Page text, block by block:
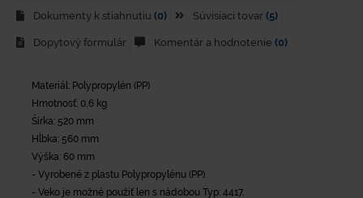
Dokumenty k stiahnutiu (0) Súvisiaci tovar (5)
Dopytový formulár Komentár a hodnotenie (0)
Materiál: Polypropylén (PP)
Hmotnosť: 0,6 kg
Šírka: 520 mm
Hĺbka: 560 mm
Výška: 60 mm
- Vyrobené z plastu Polypropylénu (PP).
- Veko je možné použiť len s nádobou Typ: 4417.